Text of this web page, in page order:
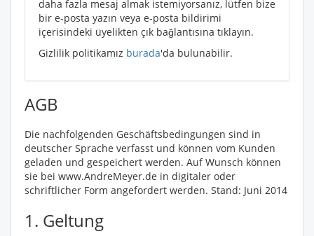
daha fazla mesaj almak istemiyorsanız, lütfen bize
bir e-posta yazın veya e-posta bildirimi
içerisindeki üyelikten çık bağlantısına tıklayın.
Gizlilik politikamız burada'da bulunabilir.
AGB
Die nachfolgenden Geschäftsbedingungen sind in
deutscher Sprache verfasst und können vom Kunden
geladen und gespeichert werden. Auf Wunsch können
sie bei www.AndreMeyer.de in digitaler oder
schriftlicher Form angefordert werden. Stand: Juni 2014
1. Geltung